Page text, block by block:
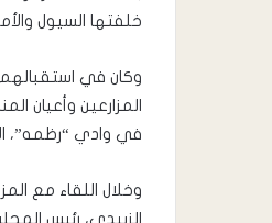
خلفتها السيول
وكان في استقبالهم
المزارعين وأعيان
في وادي “رظمه”،
وخلال اللقاء مع
الزبيدي، رئيس